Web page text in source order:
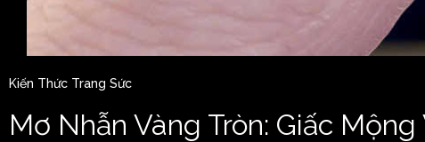
Kiến Thức Trang Sức
Mơ Nhẫn Vàng Tròn: Giấc